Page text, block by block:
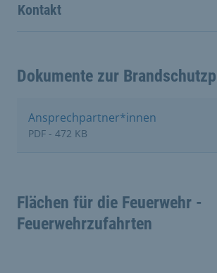
Kontakt
Dokumente zur
Ansprechpartner*innen
PDF - 472 KB
Flächen für die Feuerwehr -
Feuerwehrzufahrten